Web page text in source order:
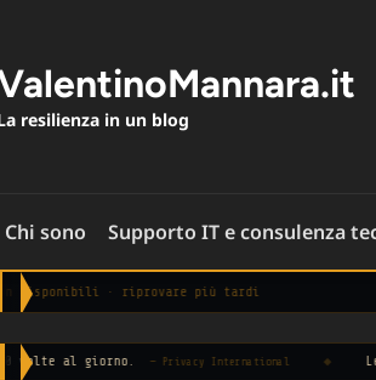
resilienza in un blog
Chi sono Supporto IT e consulenza
disponibili · riprovare più tardi
— Privacy International ◆ Le aziende che